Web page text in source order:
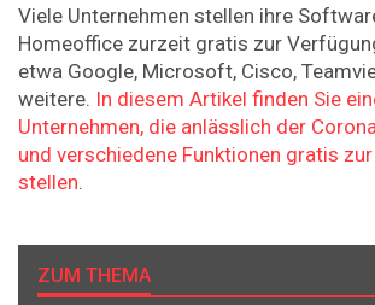
Viele Unternehmen stellen ihre
Homeoffice zurzeit gratis zur
etwa Google, Microsoft, Cisco,
weitere. In diesem Artikel finden Sie
Unternehmen, die anlässlich der
und verschiedene Funktionen gratis
stellen.
ZUM THEMA